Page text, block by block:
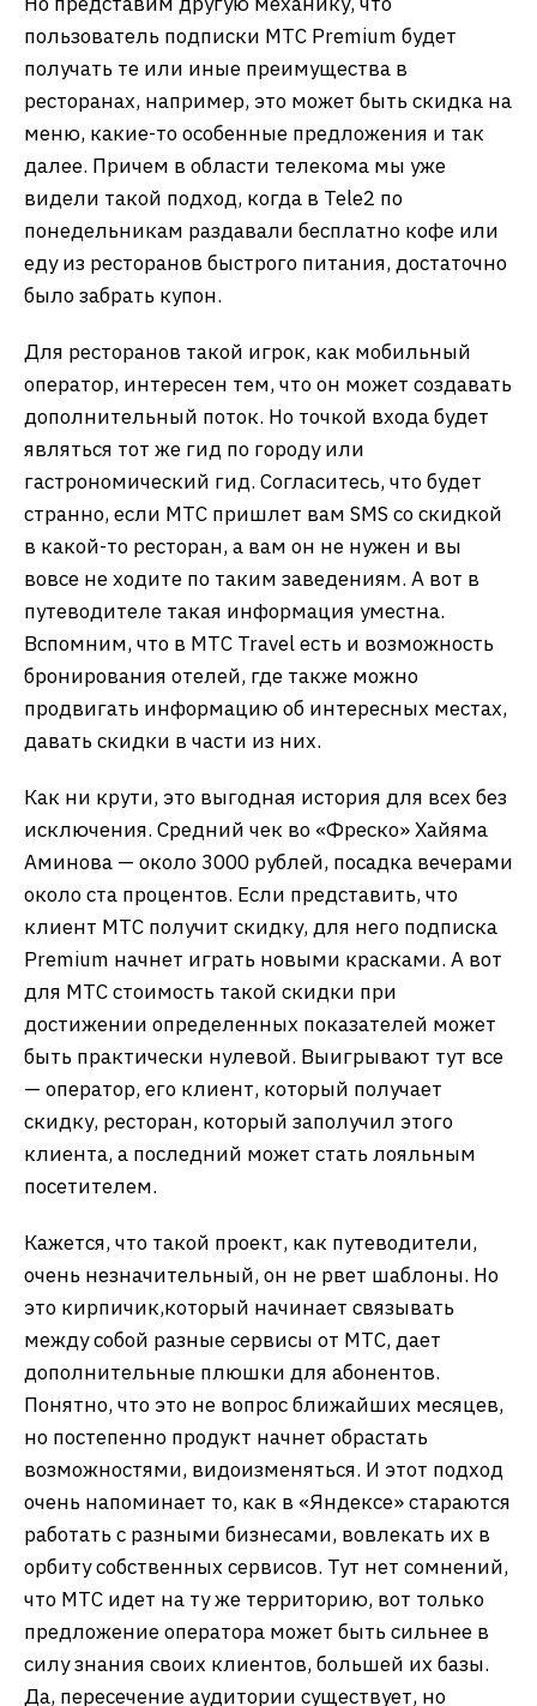
пользователь подписки МТС Premium будет
получать те или иные преимущества в
ресторанах, например, это может быть скидка на
меню, какие-то особенные предложения и так
далее. Причем в области телекома мы уже
видели такой подход, когда в Tele2 по
понедельникам раздавали бесплатно кофе или
еду из ресторанов быстрого питания, достаточно
было забрать купон.
Для ресторанов такой игрок, как мобильный
оператор, интересен тем, что он может создавать
дополнительный поток. Но точкой входа будет
являться тот же гид по городу или
гастрономический гид. Согласитесь, что будет
странно, если МТС пришлет вам SMS со скидкой
в какой-то ресторан, а вам он не нужен и вы
вовсе не ходите по таким заведениям. А вот в
путеводителе такая информация уместна.
Вспомним, что в МТС Travel есть и возможность
бронирования отелей, где также можно
продвигать информацию об интересных местах,
давать скидки в части из них.
Как ни крути, это выгодная история для всех без
исключения. Средний чек во «Фреско» Хайяма
Аминова — около 3000 рублей, посадка вечерами
около ста процентов. Если представить, что
клиент МТС получит скидку, для него подписка
Premium начнет играть новыми красками. А вот
для МТС стоимость такой скидки при
достижении определенных показателей может
быть практически нулевой. Выигрывают тут все
— оператор, его клиент, который получает
скидку, ресторан, который заполучил этого
клиента, а последний может стать лояльным
посетителем.
Кажется, что такой проект, как путеводители,
очень незначительный, он не рвет шаблоны. Но
это кирпичик,который начинает связывать
между собой разные сервисы от МТС, дает
дополнительные плюшки для абонентов.
Понятно, что это не вопрос ближайших месяцев,
но постепенно продукт начнет обрастать
возможностями, видоизменяться. И этот подход
очень напоминает то, как в «Яндексе» стараются
работать с разными бизнесами, вовлекать их в
орбиту собственных сервисов. Тут нет сомнений,
что МТС идет на ту же территорию, вот только
предложение оператора может быть сильнее в
силу знания своих клиентов, большей их базы.
Да, пересечение аудитории существует, но